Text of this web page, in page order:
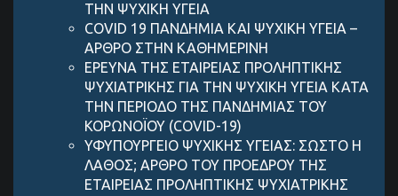
ΤΗΝ ΨΥΧΙΚΗ ΥΓΕΙΑ
COVID 19 ΠΑΝΔΗΜIΑ ΚΑΙ ΨΥΧΙΚH ΥΓΕIΑ –
AΡΘΡΟ ΣΤΗΝ ΚΑΘΗΜΕΡΙΝH
ΕΡΕΥΝΑ ΤΗΣ ΕΤΑΙΡΕΙΑΣ ΠΡΟΛΗΠΤΙΚΗΣ
ΨΥΧΙΑΤΡΙΚΗΣ ΓΙΑ ΤΗΝ ΨΥΧΙΚΗ ΥΓΕΙΑ ΚΑΤΑ
ΤΗΝ ΠΕΡΙΟΔΟ ΤΗΣ ΠΑΝΔΗΜΙΑΣ ΤΟΥ
ΚΟΡΩΝΟΪΟΥ (COVID-19)
ΥΦΥΠΟΥΡΓΕΙΟ ΨΥΧΙΚΗΣ ΥΓΕΙΑΣ: ΣΩΣΤΟ Η
ΛΑΘΟΣ; ΑΡΘΡΟ ΤΟΥ ΠΡΟΕΔΡΟΥ ΤΗΣ
ΕΤΑΙΡΕΙΑΣ ΠΡΟΛΗΠΤΙΚΗΣ ΨΥΧΙΑΤΡΙΚΗΣ